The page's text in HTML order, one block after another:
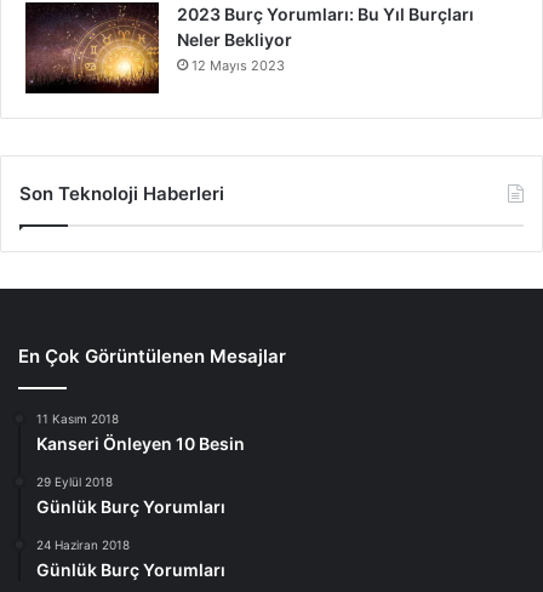
2023 Burç Yorumları: Bu Yıl Burçları
Neler Bekliyor
12 Mayıs 2023
Son Teknoloji Haberleri
En Çok Görüntülenen Mesajlar
11 Kasım 2018
Kanseri Önleyen 10 Besin
29 Eylül 2018
Günlük Burç Yorumları
24 Haziran 2018
Günlük Burç Yorumları